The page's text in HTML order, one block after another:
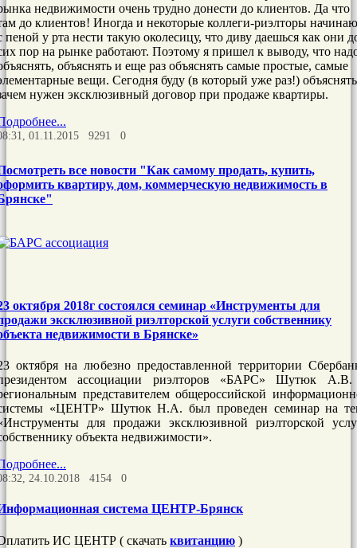
недвижимости очень трудно донести до клиентов. Да что
до клиентов! Иногда и некоторые коллеги-риэлторы
пеной у рта нести такую околесицу, что диву даешься как они
пор на рынке работают. Поэтому я пришел к выводу, что
объяснять и еще раз объяснять самые простые, самые
вещи. Сегодня буду (в который уже раз!) объяснять
нужен эксклюзивный договор при продаже квартиры.
01.11.2015 9291 0
все новости "Как самому продать, купить,
квартиру, дом, коммерческую недвижимость в
октября 2018г состоялся семинар «Инструменты для
эксклюзивной риэлторской услуги собственнику
недвижимости в Брянске»
октября на любезно предоставленной территории
ассоциации риэлторов «БАРС» Шутюк
представителем общероссийской
«ЦЕНТР» Шутюк Н.А. был проведен семинар на
для продажи эксклюзивной риэлторской
объекта недвижимости».
24.10.2018 4154 0
система ЦЕНТР-Брянск
ИС ЦЕНТР ( скачать квитанцию )